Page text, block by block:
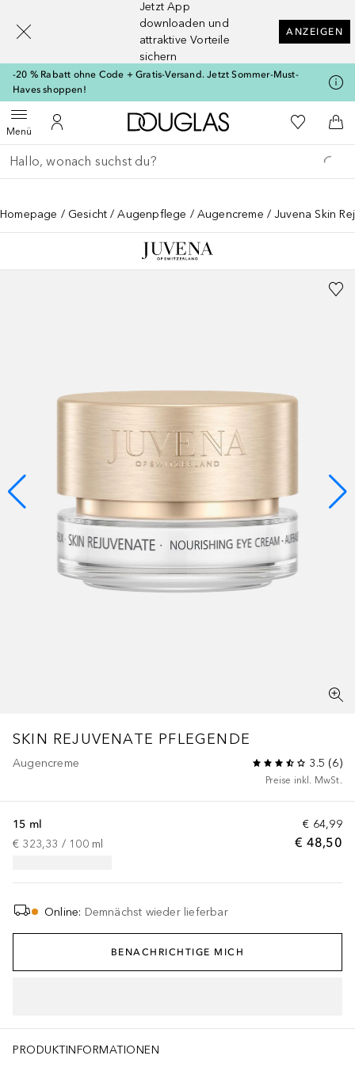
Jetzt App
downloaden und
attraktive Vorteile
sichern
ANZEIGEN
-20 % Rabatt ohne Code + Gratis-Versand. Jetzt Sommer-Must-
Haves shoppen!
MenüMenü öffnenZu Meinem Kundenkonto
Zur Douglas Startseite
Zu Meiner
Gehe zurück
Suche ausführen
Homepage Gesicht Augenpflege Augencreme Juvena Skin
SKIN REJUVENATE PFLEGENDE
Augencreme 3.5 (6)
Preise inkl. MwSt.
€ 64,99
€ 48,50
15 ml
€ 323,33 / 100 ml
Online: Demnächst wieder lieferbar
BENACHRICHTIGE MICH
PRODUKTINFORMATIONEN
[navigation.slideout.screenreader]